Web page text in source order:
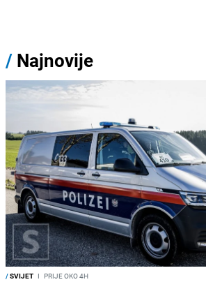
/ Najnovije
/SVIJET I PRIJE OKO 4H